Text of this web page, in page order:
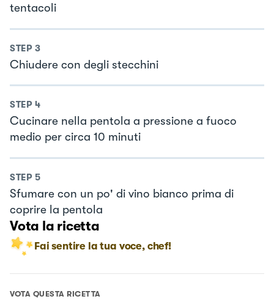
tentacoli
STEP 3
Chiudere con degli stecchini
STEP 4
Cucinare nella pentola a pressione a fuoco
medio per circa 10 minuti
STEP 5
Sfumare con un po' di vino bianco prima di
coprire la pentola
Vota la ricetta
Fai sentire la tua voce, chef!
VOTA QUESTA RICETTA